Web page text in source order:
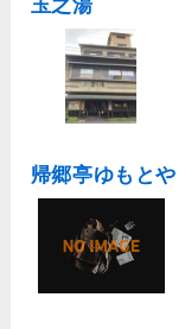
玉之湯
帰郷亭ゆもとや